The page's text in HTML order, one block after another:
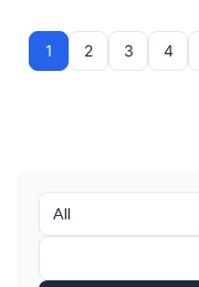
1 2 3 4